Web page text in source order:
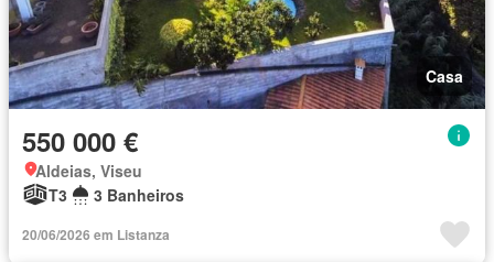
Casa
550 000 €
Aldeias, Viseu
T3
3 Banheiros
20/06/2026 em Listanza